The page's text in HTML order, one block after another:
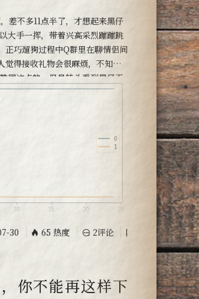
大手一挥，带着兴高采烈蹦蹦跳
正巧遛狗过程中Q群里在聊情侣间
觉得接收礼物会很麻烦，不知道
同这点的，但是转头看到黑仔天
让送礼方开心的，不应该是惶
像黑仔一样开开心心接受的样
宣布带它出门时它就是会开心咧
30 65 热度 2评论 随笔
你不能再这样下